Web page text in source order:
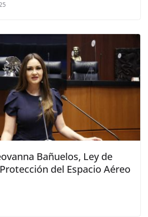
Bañuelos, Ley de
del Espacio Aéreo